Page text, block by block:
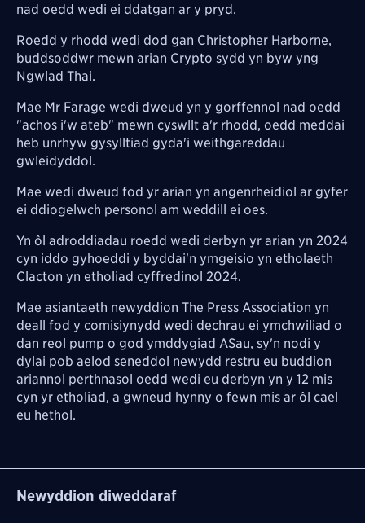
nad oedd wedi ei ddatgan ar y pryd.
Roedd y rhodd wedi dod gan Christopher Harborne,
buddsoddwr mewn arian Crypto sydd yn byw yng
Ngwlad Thai.
Mae Mr Farage wedi dweud yn y gorffennol nad oedd
"achos i'w ateb" mewn cyswllt a'r rhodd, oedd meddai
heb unrhyw gysylltiad gyda'i weithgareddau
gwleidyddol.
Mae wedi dweud fod yr arian yn angenrheidiol ar gyfer
ei ddiogelwch personol am weddill ei oes.
Yn ôl adroddiadau roedd wedi derbyn yr arian yn 2024
cyn iddo gyhoeddi y byddai'n ymgeisio yn etholaeth
Clacton yn etholiad cyffredinol 2024.
Mae asiantaeth newyddion The Press Association yn
deall fod y comisiynydd wedi dechrau ei ymchwiliad o
dan reol pump o god ymddygiad ASau, sy'n nodi y
dylai pob aelod seneddol newydd restru eu buddion
ariannol perthnasol oedd wedi eu derbyn yn y 12 mis
cyn yr etholiad, a gwneud hynny o fewn mis ar ôl cael
eu hethol.
Newyddion diweddaraf